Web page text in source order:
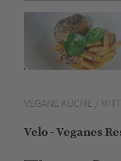
VEGANE KÜCHE /
Velo - Veganes